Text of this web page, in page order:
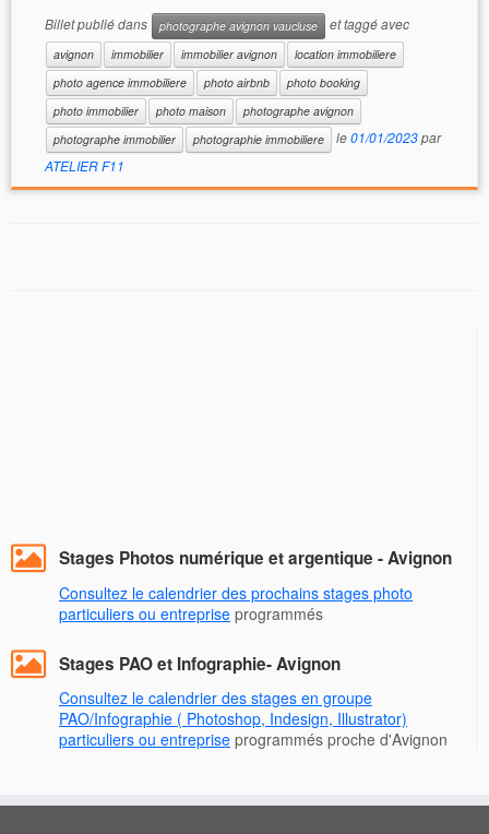
Billet publié dans photographe avignon vaucluse et taggé avec
avignon immobilier immobilier avignon
location immobiliere
photo agence immobiliere
photo airbnb
photo booking
photo immobilier
photo maison
photographe avignon
photographe immobilier
photographie immobiliere le01/01/2023par
ATELIER F11
Stages Photos numérique et argentique - Avignon
Consultez le calendrier des prochains stages photo
particuliers ou entreprise programmés
Stages PAO et Infographie- Avignon
Consultez le calendrier des stages en groupe
PAO/Infographie ( Photoshop, Indesign, Illustrator)
particuliers ou entreprise programmés proche d'Avignon